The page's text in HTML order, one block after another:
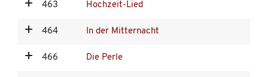
463 Hochzeit-Lied
464 In der Mitternacht
466 Die Perle